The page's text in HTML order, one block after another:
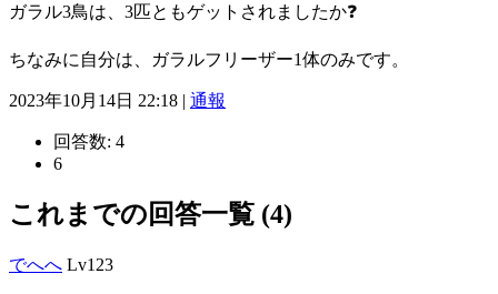
ガラル3鳥は、3匹ともゲットされましたか❓
ちなみに自分は、ガラルフリーザー1体のみです。
2023年10月14日 22:18 | 通報
回答数: 4
6
これまでの回答一覧 (4)
でへへ Lv123